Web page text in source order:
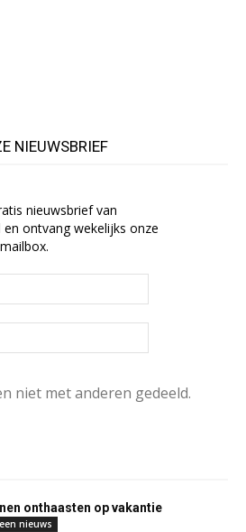
NIEUWSBRIEF
nieuwsbrief van
en ontvang wekelijks onze
niet met anderen gedeeld.
onthaasten op vakantie
nieuws